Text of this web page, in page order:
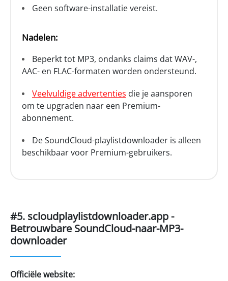
Geen software-installatie vereist.
Nadelen:
Beperkt tot MP3, ondanks claims dat WAV-,
AAC- en FLAC-formaten worden ondersteund.
Veelvuldige advertenties die je aansporen
om te upgraden naar een Premium-
abonnement.
De SoundCloud-playlistdownloader is alleen
beschikbaar voor Premium-gebruikers.
#5. scloudplaylistdownloader.app -
Betrouwbare SoundCloud-naar-MP3-
downloader
Officiële website: